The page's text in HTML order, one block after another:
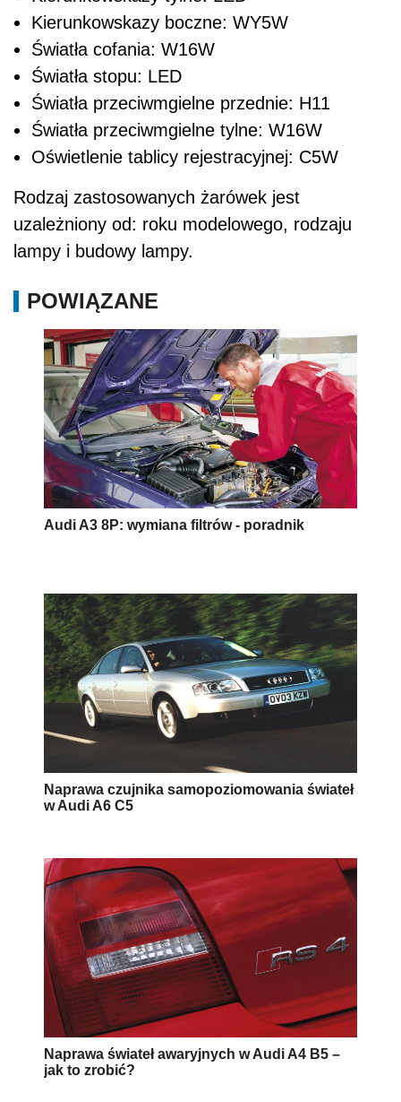
Kierunkowskazy boczne: WY5W
Światła cofania: W16W
Światła stopu: LED
Światła przeciwmgielne przednie: H11
Światła przeciwmgielne tylne: W16W
Oświetlenie tablicy rejestracyjnej: C5W
Rodzaj zastosowanych żarówek jest
uzależniony od: roku modelowego, rodzaju
lampy i budowy lampy.
POWIĄZANE
Audi A3 8P: wymiana filtrów - poradnik
Naprawa czujnika samopoziomowania świateł
w Audi A6 C5
Naprawa świateł awaryjnych w Audi A4 B5 –
jak to zrobić?